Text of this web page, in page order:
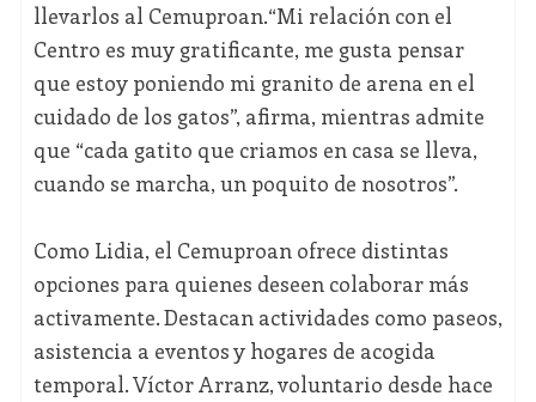
llevarlos al Cemuproan.“Mi relación con el
Centro es muy gratificante, me gusta pensar
que estoy poniendo mi granito de arena en el
cuidado de los gatos”, afirma, mientras admite
que “cada gatito que criamos en casa se lleva,
cuando se marcha, un poquito de nosotros”.
Como Lidia, el Cemuproan ofrece distintas
opciones para quienes deseen colaborar más
activamente. Destacan actividades como paseos,
asistencia a eventos y hogares de acogida
temporal. Víctor Arranz, voluntario desde hace